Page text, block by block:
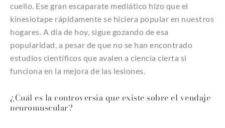
cuello. Ese gran escaparate mediático hizo que el
kinesiotape rápidamente se hiciera popular en nuestros
hogares. A día de hoy, sigue gozando de esa
popularidad, a pesar de que no se han encontrado
estudios científicos que avalen a ciencia cierta si
funciona en la mejora de las lesiones.
¿Cuál es la controversia que existe sobre el vendaje
neuromuscular?